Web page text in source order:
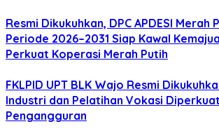
Resmi Dikukuhkan, DPC APDESI Merah
Periode 2026–2031 Siap Kawal
Perkuat Koperasi Merah Putih
FKLPID UPT BLK Wajo Resmi
Industri dan Pelatihan Vokasi
Pengangguran